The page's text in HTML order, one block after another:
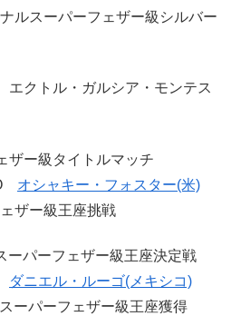
ルスーパーフェザー級シルバー
クトル・ガルシア・モンテス
ザー級タイトルマッチ
オシャキー・フォスター(米)
ザー級王座挑戦
ーパーフェザー級王座決定戦
ダニエル・ルーゴ(メキシコ)
ーパーフェザー級王座獲得